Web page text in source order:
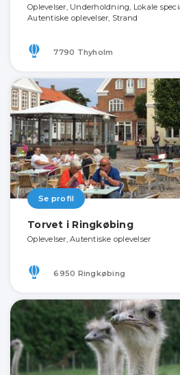
Oplevelser, Underholdning, Lokale
Autentiske oplevelser, Strand
7790 Thyholm
Se profil
Torvet i Ringkøbing
Oplevelser, Autentiske oplevelser
6950 Ringkøbing